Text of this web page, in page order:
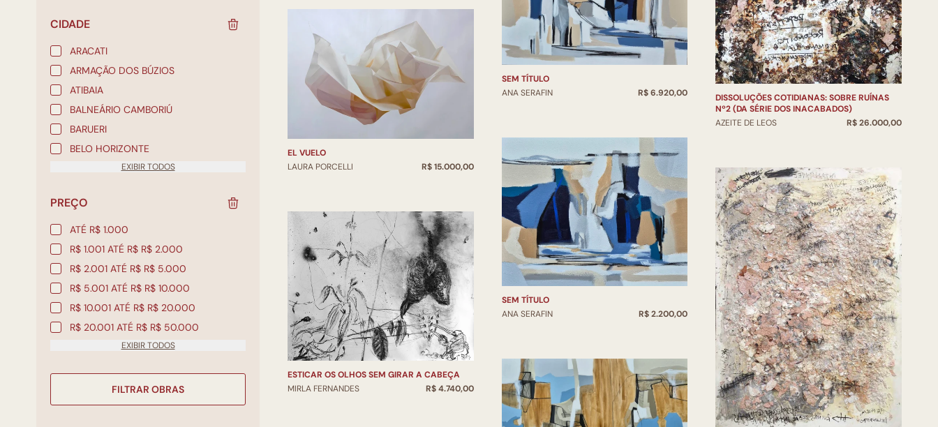
CIDADE
ARACATI
ARMAÇÃO DOS BÚZIOS
ATIBAIA
BALNEÁRIO CAMBORIÚ
BARUERI
BELO HORIZONTE
EXIBIR TODOS
PREÇO
ATÉ R$ 1.000
R$ 1.001 ATÉ R$ R$ 2.000
R$ 2.001 ATÉ R$ R$ 5.000
R$ 5.001 ATÉ R$ R$ 10.000
R$ 10.001 ATÉ R$ R$ 20.000
R$ 20.001 ATÉ R$ R$ 50.000
EXIBIR TODOS
FILTRAR OBRAS
EL VUELO
LAURA PORCELLI
R$ 15.000,00
ESTICAR OS OLHOS SEM GIRAR A CABEÇA
MIRLA FERNANDES
R$ 4.740,00
SEM TÍTULO
ANA SERAFIN
R$ 6.920,00
SEM TÍTULO
ANA SERAFIN
R$ 2.200,00
DISSOLUÇÕES COTIDIANAS: SOBRE RUÍNAS
Nº2 (DA SÉRIE DOS INACABADOS)
AZEITE DE LEOS
R$ 26.000,00